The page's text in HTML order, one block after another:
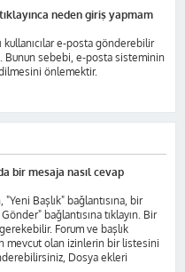
neden giriş yapmam
kullanıcılar e-posta gönderebilir
sebebi, e-posta sisteminin
önlemektir.
bir mesaja nasıl cevap
Başlık" bağlantısına, bir
bağlantısına tıklayın. Bir
Forum ve başlık
mevcut olan izinlerin bir listesini
Dosya ekleri